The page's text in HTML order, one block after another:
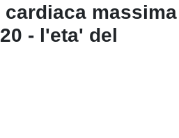
cardiaca massima
- l'eta' del